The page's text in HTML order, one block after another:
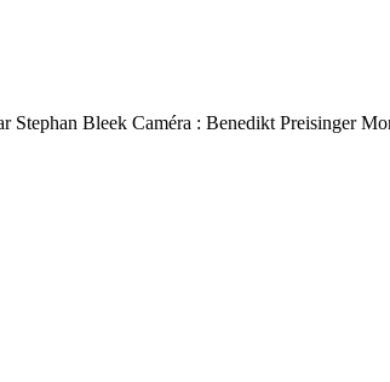
Bleek Caméra : Benedikt Preisinger